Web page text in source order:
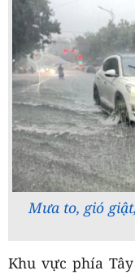
Mưa to, gió
Khu vực phía